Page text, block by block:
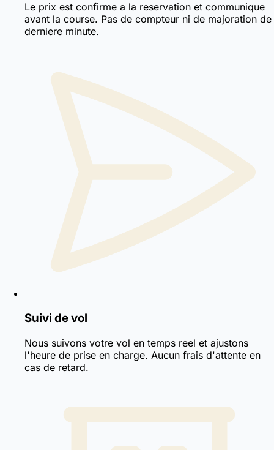
Le prix est confirme a la reservation et communique
avant la course. Pas de compteur ni de majoration de
derniere minute.
Suivi de vol
Nous suivons votre vol en temps reel et ajustons
l'heure de prise en charge. Aucun frais d'attente en
cas de retard.